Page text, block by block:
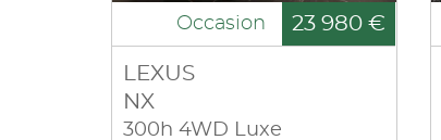
Occasion 23 980 €
LEXUS
NX
300h 4WD Luxe